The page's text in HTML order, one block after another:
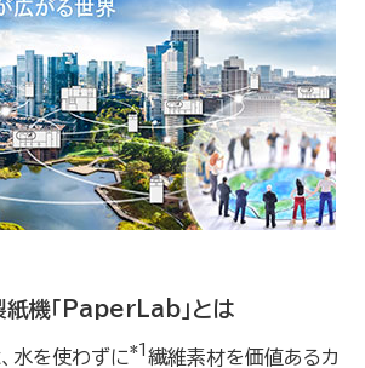
紙機「PaperLab」とは
水を使わずに*1 繊維素材を価値あるカ